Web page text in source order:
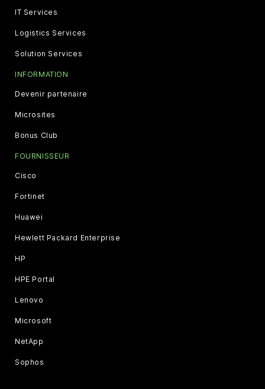
IT Services
Logistics Services
Solution Services
INFORMATION
Devenir partenaire
Microsites
Bonus Club
FOURNISSEUR
Cisco
Fortinet
Huawei
Hewlett Packard Enterprise
HP
HPE Portal
Lenovo
Microsoft
NetApp
Sophos